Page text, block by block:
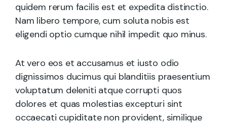
quidem rerum facilis est et expedita distinctio.
Nam libero tempore, cum soluta nobis est
eligendi optio cumque nihil impedit quo minus.
At vero eos et accusamus et iusto odio
dignissimos ducimus qui blanditiis praesentium
voluptatum deleniti atque corrupti quos
dolores et quas molestias excepturi sint
occaecati cupiditate non provident, similique